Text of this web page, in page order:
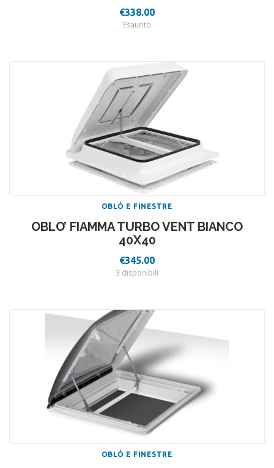
€338.00
Esaurito
OBLÒ E FINESTRE
OBLO’ FIAMMA TURBO VENT BIANCO
40X40
€345.00
3 disponibili
OBLÒ E FINESTRE